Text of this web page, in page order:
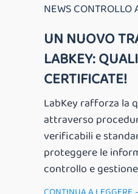
NEWS CONTROLLO
UN NUOVO
LABKEY:
CERTIFICATE!
LabKey rafforza la
attraverso
verificabili e
proteggere le
controllo e